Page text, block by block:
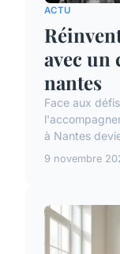
ACTU
avec un
nantes
Face aux
à Nantes
9 novembre